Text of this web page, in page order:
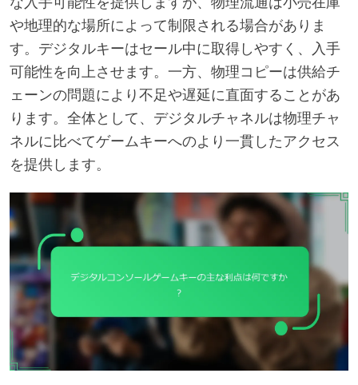
や地理的な場所によって制限される場合がありま
す。デジタルキーはセール中に取得しやすく、入手
可能性を向上させます。一方、物理コピーは供給チ
ェーンの問題により不足や遅延に直面することがあ
ります。全体として、デジタルチャネルは物理チャ
ネルに比べてゲームキーへのより一貫したアクセス
を提供します。